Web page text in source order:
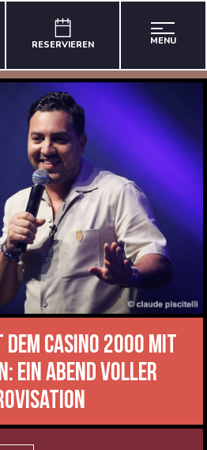
RESERVIEREN MENU
CASINO 2000 mit
ein Abend voller